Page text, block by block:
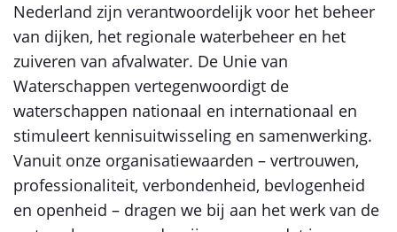
Nederland zijn verantwoordelijk voor het beheer
van dijken, het regionale waterbeheer en het
zuiveren van afvalwater. De Unie van
Waterschappen vertegenwoordigt de
waterschappen nationaal en internationaal en
stimuleert kennisuitwisseling en samenwerking.
Vanuit onze organisatiewaarden – vertrouwen,
professionaliteit, verbondenheid, bevlogenheid
en openheid – dragen we bij aan het werk van de